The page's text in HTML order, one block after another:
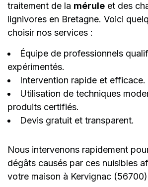
traitement de la mérule et des
lignivores en Bretagne. Voici
choisir nos services :
Équipe de professionnels
expérimentés.
Intervention rapide et efficace.
Utilisation de techniques
produits certifiés.
Devis gratuit et transparent.
Nous intervenons rapidement
dégâts causés par ces nuisibles
votre maison à Kervignac